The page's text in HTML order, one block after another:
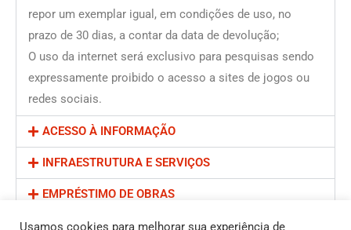
repor um exemplar igual, em condições de uso, no
prazo de 30 dias, a contar da data de devolução;
O uso da internet será exclusivo para pesquisas sendo
expressamente proibido o acesso a sites de jogos ou
redes sociais.
ACESSO À INFORMAÇÃO
INFRAESTRUTURA E SERVIÇOS
EMPRÉSTIMO DE OBRAS
RENOVAÇÃO DO PRAZO DE EMPRÉSTIMO
Usamos cookies para melhorar sua experiência de